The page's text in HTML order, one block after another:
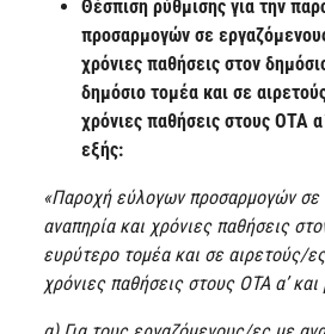
Θέσπιση ρύθμισης για την
προσαρμογών σε
χρόνιες παθήσεις στον
δημόσιο τομέα και σε
χρόνιες παθήσεις στους ΟΤΑ
εξής:
«Παροχή εύλογων προσαρμογών
αναπηρία και χρόνιες παθήσεις
ευρύτερο τομέα και σε αιρετούς/
χρόνιες παθήσεις στους ΟΤΑ α’ και